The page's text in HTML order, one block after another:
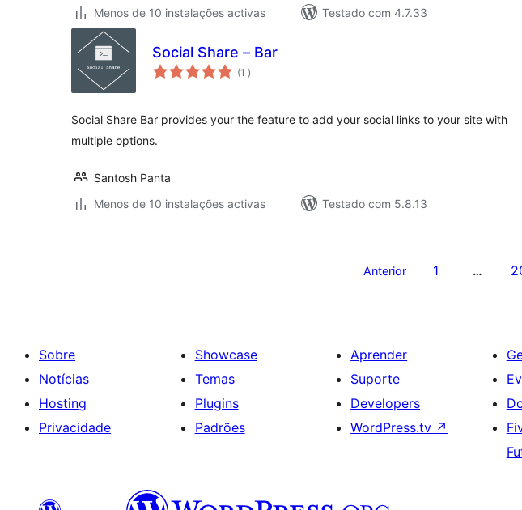
Menos de 10 instalações activas
Testado com 4.7.33
Social Share – Bar
(1 classificações
)
Social Share Bar provides your the feature to add your social links to your site with
multiple options.
Santosh Panta
Menos de 10 instalações activas
Testado com 5.8.13
Anterior 1 …
Sobre
Notícias
Hosting
Privacidade
Showcase
Temas
Plugins
Padrões
Aprender
Suporte
Developers
WordPress.tv ↗